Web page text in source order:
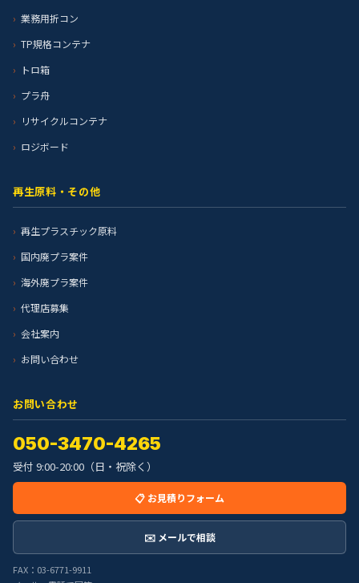
業務用折コン
TP規格コンテナ
トロ箱
プラ舟
リサイクルコンテナ
ロジボード
再生原料・その他
再生プラスチック原料
国内廃プラ案件
海外廃プラ案件
代理店募集
会社案内
お問い合わせ
お問い合わせ
050-3470-4265
受付 9:00-20:00（日・祝除く）
📋 お見積りフォーム
✉️ メールで相談
FAX：03-6771-9911